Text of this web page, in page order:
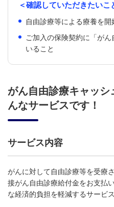
＜確認していただきたいこ
自由診療等による療養を開
ご加入の保険契約に「が
いること
がん自由診療キャッシ
んなサービスです！
サービス内容
がんに対して自由診療等を受療
接がん自由診療給付金をお支払
な経済的負担を軽減するサービス